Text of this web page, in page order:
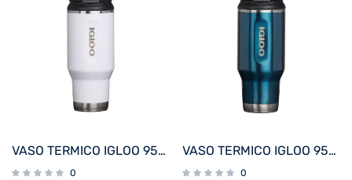
VASO TERMICO IGLOO 950ML BLANCO C/TAPA 71077
0
VASO TERMICO IGLOO 950ML AZUL MODERNO C/TAPA 71079
0